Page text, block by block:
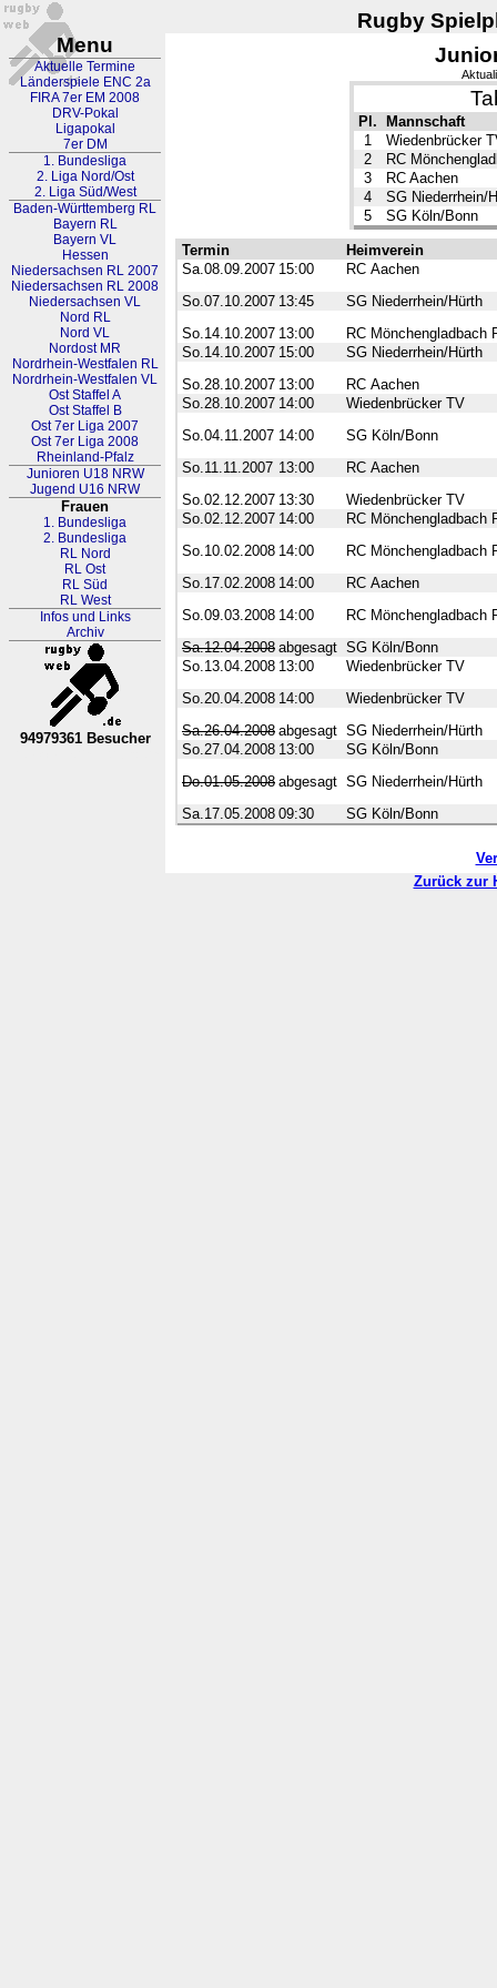
Rugby
Menu
Aktuelle Termine
Länderspiele ENC 2a
FIRA 7er EM 2008
DRV-Pokal
Ligapokal
7er DM
1. Bundesliga
2. Liga Nord/Ost
2. Liga Süd/West
Baden-Württemberg RL
Bayern RL
Bayern VL
Hessen
Niedersachsen RL 2007
Niedersachsen RL 2008
Niedersachsen VL
Nord RL
Nord VL
Nordost MR
Nordrhein-Westfalen RL
Nordrhein-Westfalen VL
Ost Staffel A
Ost Staffel B
Ost 7er Liga 2007
Ost 7er Liga 2008
Rheinland-Pfalz
Junioren U18 NRW
Jugend U16 NRW
Frauen
1. Bundesliga
2. Bundesliga
RL Nord
RL Ost
RL Süd
RL West
Infos und Links
Archiv
94979361 Besucher
Pl.
Mannschaft
1
Wiedenbrücker
2
RC
3
RC Aachen
4
SG Niederrhein/
5
SG Köln/Bonn
Termin
Heimverein
Sa.08.09.2007 15:00
RC Aachen
So.07.10.2007 13:45
SG Niederrhein/Hürth
So.14.10.2007 13:00
RC Mönchengladbach
So.14.10.2007 15:00
SG Niederrhein/Hürth
So.28.10.2007 13:00
RC Aachen
So.28.10.2007 14:00
Wiedenbrücker TV
So.04.11.2007 14:00
SG Köln/Bonn
So.11.11.2007 13:00
RC Aachen
So.02.12.2007 13:30
Wiedenbrücker TV
So.02.12.2007 14:00
RC Mönchengladbach
So.10.02.2008 14:00
RC Mönchengladbach
So.17.02.2008 14:00
RC Aachen
So.09.03.2008 14:00
RC Mönchengladbach
Sa.12.04.2008 abgesagt SG Köln/Bonn
So.13.04.2008 13:00
Wiedenbrücker TV
So.20.04.2008 14:00
Wiedenbrücker TV
Sa.26.04.2008 abgesagt SG Niederrhein/Hürth
So.27.04.2008 13:00
SG Köln/Bonn
Do.01.05.2008 abgesagt SG Niederrhein/Hürth
Sa.17.05.2008 09:30 SG Köln/Bonn
Zurück zur